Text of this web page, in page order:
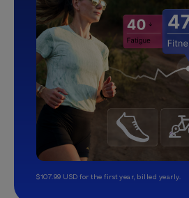
$107.99 USD for the first year, billed yearly.